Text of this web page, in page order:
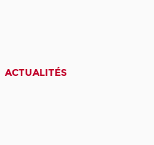
ACTUALITÉS